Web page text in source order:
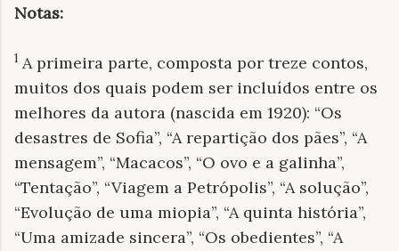
Notas:
1 A primeira parte, composta por treze contos,
muitos dos quais podem ser incluídos entre os
melhores da autora (nascida em 1920): “Os
desastres de Sofia”, “A repartição dos pães”, “A
mensagem”, “Macacos”, “O ovo e a galinha”,
“Tentação”, “Viagem a Petrópolis”, “A solução”,
“Evolução de uma miopia”, “A quinta história”,
“Uma amizade sincera”, “Os obedientes”, “A